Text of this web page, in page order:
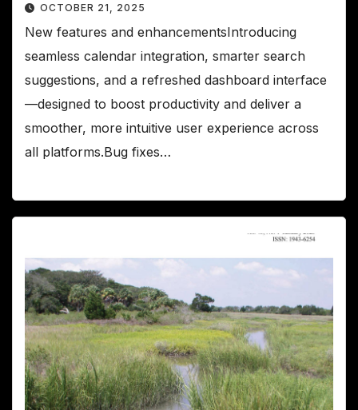
OCTOBER 21, 2025
New features and enhancementsIntroducing
seamless calendar integration, smarter search
suggestions, and a refreshed dashboard interface
—designed to boost productivity and deliver a
smoother, more intuitive user experience across
all platforms.Bug fixes…